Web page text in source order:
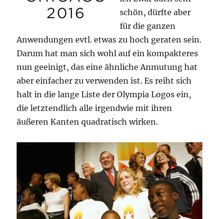
schön, dürfte aber
für die ganzen
Anwendungen evtl. etwas zu hoch geraten sein.
Darum hat man sich wohl auf ein kompakteres
nun geeinigt, das eine ähnliche Anmutung hat
aber einfacher zu verwenden ist. Es reiht sich
halt in die lange Liste der Olympia Logos ein,
die letztendlich alle irgendwie mit ihren
äußeren Kanten quadratisch wirken.